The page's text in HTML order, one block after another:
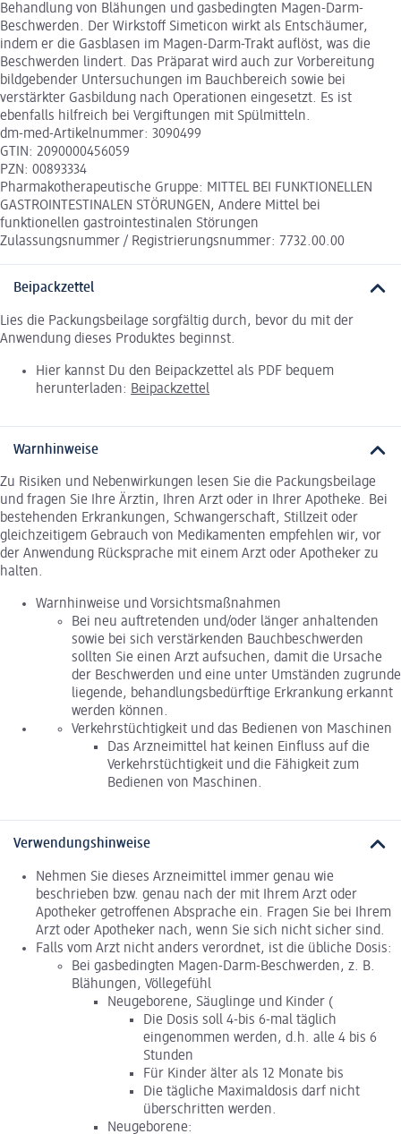
Behandlung von Blähungen und gasbedingten Magen-Darm-
Beschwerden. Der Wirkstoff Simeticon wirkt als Entschäumer,
indem er die Gasblasen im Magen-Darm-Trakt auflöst, was die
Beschwerden lindert. Das Präparat wird auch zur Vorbereitung
bildgebender Untersuchungen im Bauchbereich sowie bei
verstärkter Gasbildung nach Operationen eingesetzt. Es ist
ebenfalls hilfreich bei Vergiftungen mit Spülmitteln.
dm-med-Artikelnummer: 3090499
GTIN: 2090000456059
PZN: 00893334
Pharmakotherapeutische Gruppe: MITTEL BEI FUNKTIONELLEN
GASTROINTESTINALEN STÖRUNGEN, Andere Mittel bei
funktionellen gastrointestinalen Störungen
Zulassungsnummer / Registrierungsnummer: 7732.00.00
Beipackzettel
Lies die Packungsbeilage sorgfältig durch, bevor du mit der
Anwendung dieses Produktes beginnst.
Hier kannst Du den Beipackzettel als PDF bequem
herunterladen: Beipackzettel
Warnhinweise
Zu Risiken und Nebenwirkungen lesen Sie die Packungsbeilage
und fragen Sie Ihre Ärztin, Ihren Arzt oder in Ihrer Apotheke. Bei
bestehenden Erkrankungen, Schwangerschaft, Stillzeit oder
gleichzeitigem Gebrauch von Medikamenten empfehlen wir, vor
der Anwendung Rücksprache mit einem Arzt oder Apotheker zu
halten.
Warnhinweise und Vorsichtsmaßnahmen
Bei neu auftretenden und/oder länger anhaltenden
sowie bei sich verstärkenden Bauchbeschwerden
sollten Sie einen Arzt aufsuchen, damit die Ursache
der Beschwerden und eine unter Umständen zugrunde
liegende, behandlungsbedürftige Erkrankung erkannt
werden können.
Verkehrstüchtigkeit und das Bedienen von Maschinen
Das Arzneimittel hat keinen Einfluss auf die
Verkehrstüchtigkeit und die Fähigkeit zum
Bedienen von Maschinen.
Verwendungshinweise
Nehmen Sie dieses Arzneimittel immer genau wie
beschrieben bzw. genau nach der mit Ihrem Arzt oder
Apotheker getroffenen Absprache ein. Fragen Sie bei Ihrem
Arzt oder Apotheker nach, wenn Sie sich nicht sicher sind.
Falls vom Arzt nicht anders verordnet, ist die übliche Dosis:
Bei gasbedingten Magen-Darm-Beschwerden, z. B.
Blähungen, Völlegefühl
Neugeborene, Säuglinge und Kinder (
Die Dosis soll 4-bis 6-mal täglich
eingenommen werden, d.h. alle 4 bis 6
Stunden
Für Kinder älter als 12 Monate bis
Die tägliche Maximaldosis darf nicht
überschritten werden.
Neugeborene: